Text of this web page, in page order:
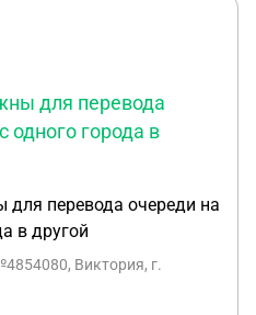
для перевода
одного города в
перевода очереди на
в другой
Виктория, г.